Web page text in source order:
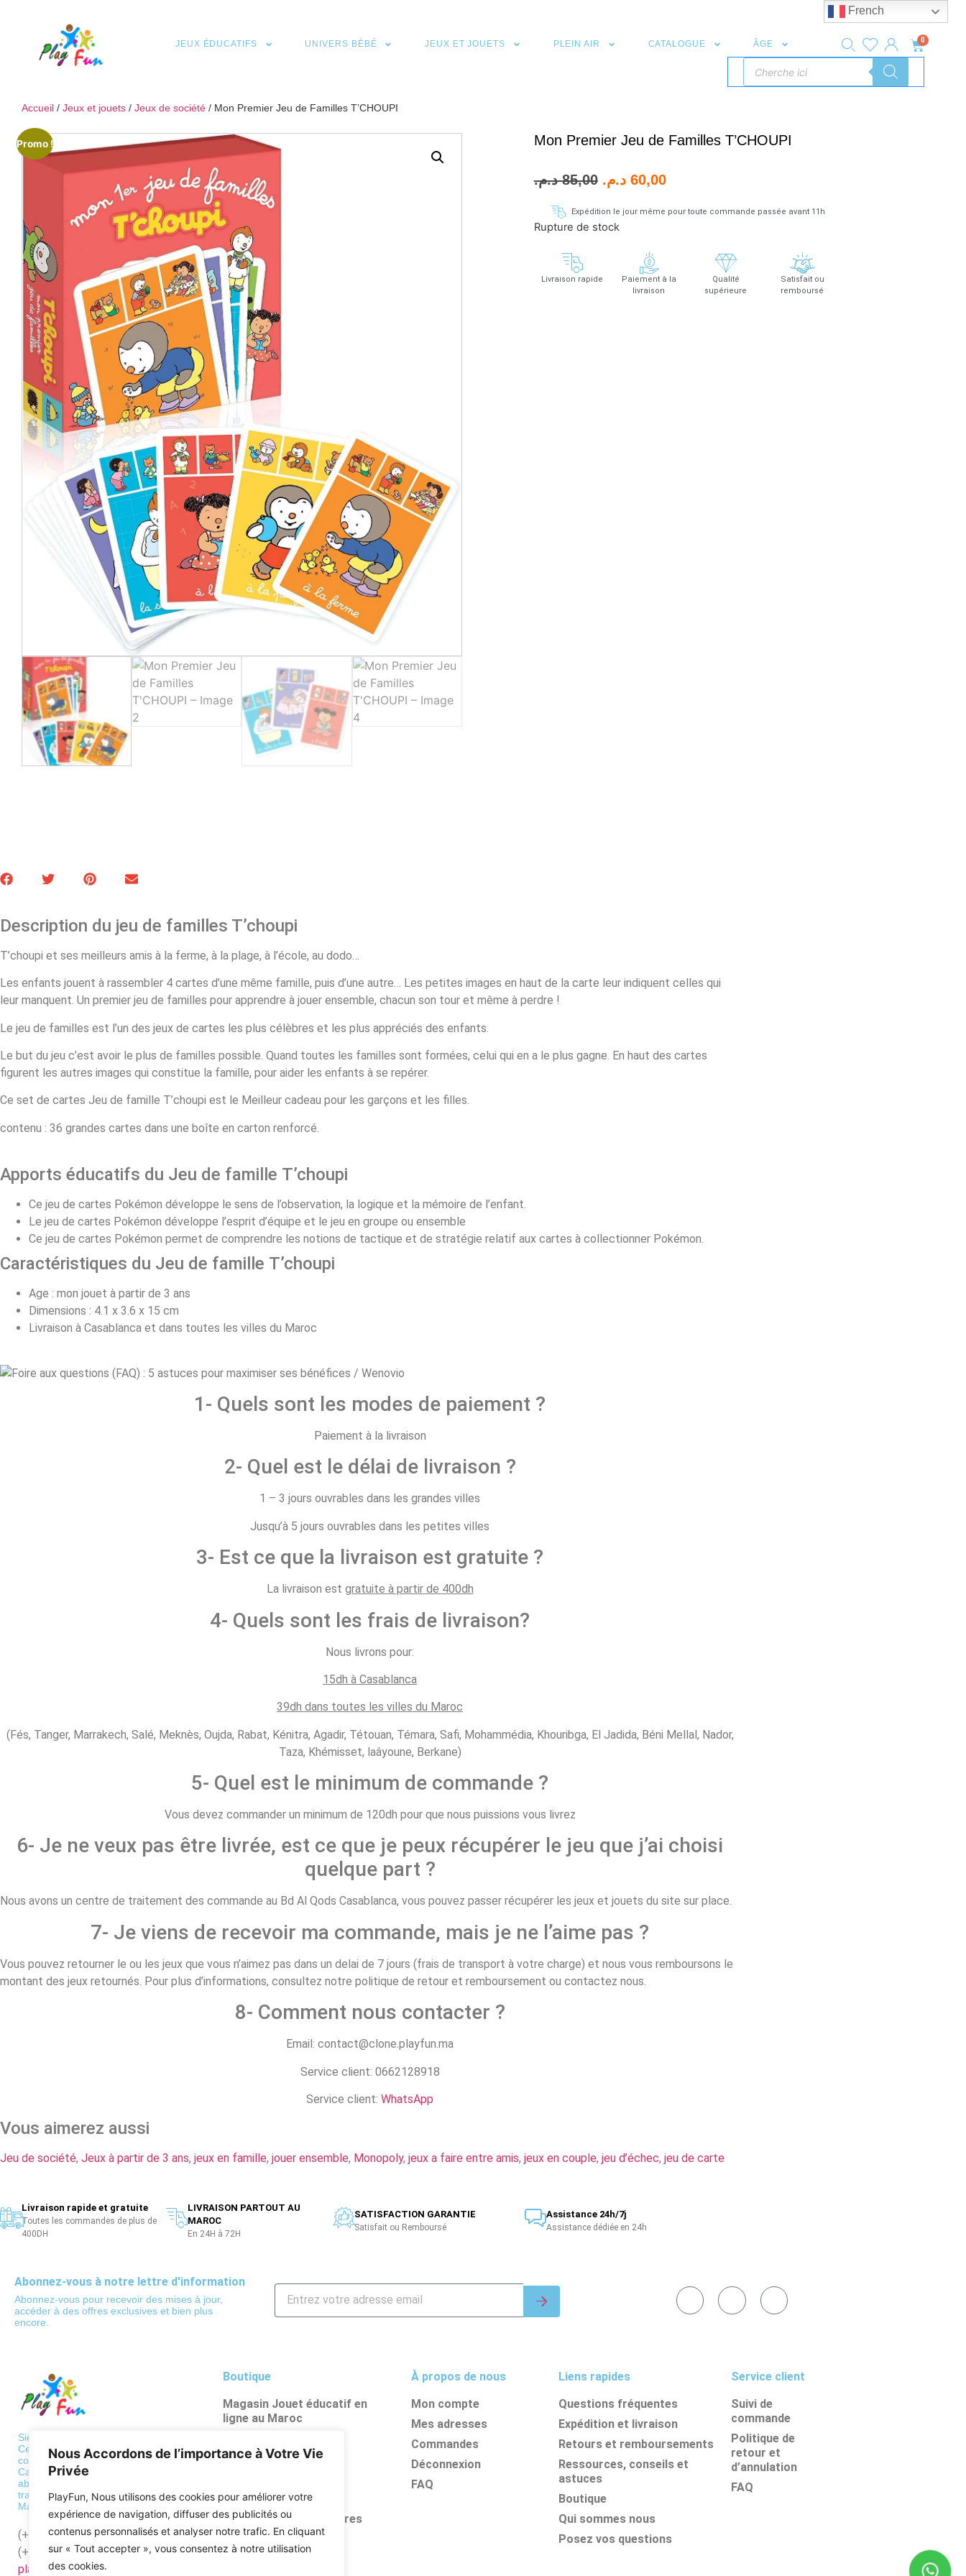
Nous Accordons de l’importance à Votre Vie
Privée
PlayFun, Nous utilisons des cookies pour améliorer votre
expérience de navigation, diffuser des publicités ou
contenus personnalisés et analyser notre trafic. En cliquant
sur « Tout accepter », vous consentez à notre utilisation
des cookies.
JEUX ÉDUCATIFS UNIVERS BÉBÉ JEUX ET JOUETS PLEIN AIR CATALOGUE ÂGE 0
Accueil / Jeux et jouets / Jeux de société / Mon Premier Jeu de Familles T’CHOUPI
Promo ! Mon Premier Jeu de Familles T’CHOUPI
85,00 د.م. 60,00 د.م.
Expédition le jour même pour toute commande passée avant 11h
Rupture de stock
Livraison rapide
Paiement à la
livraison
Qualité
supérieure
Satisfait ou
remboursé
Description du jeu de familles T’choupi
T’choupi et ses meilleurs amis à la ferme, à la plage, à l’école, au dodo…
Les enfants jouent à rassembler 4 cartes d’une même famille, puis d’une autre… Les petites images en haut de la carte leur indiquent celles qui
leur manquent. Un premier jeu de familles pour apprendre à jouer ensemble, chacun son tour et même à perdre !
Le jeu de familles est l’un des jeux de cartes les plus célèbres et les plus appréciés des enfants.
Le but du jeu c’est avoir le plus de familles possible. Quand toutes les familles sont formées, celui qui en a le plus gagne. En haut des cartes
figurent les autres images qui constitue la famille, pour aider les enfants à se repérer.
Ce set de cartes Jeu de famille T’choupi est le Meilleur cadeau pour les garçons et les filles.
contenu : 36 grandes cartes dans une boîte en carton renforcé.
Apports éducatifs du Jeu de famille T’choupi
Ce jeu de cartes Pokémon développe le sens de l’observation, la logique et la mémoire de l’enfant.
Le jeu de cartes Pokémon développe l’esprit d’équipe et le jeu en groupe ou ensemble
Ce jeu de cartes Pokémon permet de comprendre les notions de tactique et de stratégie relatif aux cartes à collectionner Pokémon.
Caractéristiques du Jeu de famille T’choupi
Age : mon jouet à partir de 3 ans
Dimensions : 4.1 x 3.6 x 15 cm
Livraison à Casablanca et dans toutes les villes du Maroc
1- Quels sont les modes de paiement ?
Paiement à la livraison
2- Quel est le délai de livraison ?
1 – 3 jours ouvrables dans les grandes villes
Jusqu’à 5 jours ouvrables dans les petites villes
3- Est ce que la livraison est gratuite ?
La livraison est gratuite à partir de 400dh
4- Quels sont les frais de livraison?
Nous livrons pour:
15dh à Casablanca
39dh dans toutes les villes du Maroc
(Fés, Tanger, Marrakech, Salé, Meknès, Oujda, Rabat, Kénitra, Agadir, Tétouan, Témara, Safi, Mohammédia, Khouribga, El Jadida, Béni Mellal, Nador,
Taza, Khémisset, laâyoune, Berkane)
5- Quel est le minimum de commande ?
Vous devez commander un minimum de 120dh pour que nous puissions vous livrez
6- Je ne veux pas être livrée, est ce que je peux récupérer le jeu que j’ai choisi
quelque part ?
Nous avons un centre de traitement des commande au Bd Al Qods Casablanca, vous pouvez passer récupérer les jeux et jouets du site sur place.
7- Je viens de recevoir ma commande, mais je ne l’aime pas ?
Vous pouvez retourner le ou les jeux que vous n’aimez pas dans un delai de 7 jours (frais de transport à votre charge) et nous vous remboursons le
montant des jeux retournés. Pour plus d’informations, consultez notre politique de retour et remboursement ou contactez nous.
8- Comment nous contacter ?
Email: contact@clone.playfun.ma
Service client: 0662128918
Service client: WhatsApp
Vous aimerez aussi
Jeu de société, Jeux à partir de 3 ans, jeux en famille, jouer ensemble, Monopoly, jeux a faire entre amis, jeux en couple, jeu d’échec, jeu de carte
Livraison rapide et gratuite
Toutes les commandes de plus de
400DH
LIVRAISON PARTOUT AU
MAROC
En 24H à 72H
SATISFACTION GARANTIE
Satisfait ou Remboursé
Assistance 24h/7j
Assistance dédiée en 24h
Abonnez-vous à notre lettre d'information
Abonnez-vous pour recevoir des mises à jour,
accéder à des offres exclusives et bien plus
encore.
Siège: 36 BD de Paris, Casablanca
Centre de traitement des
commandes
Casa: Bd al qods, hay mouley
abdellah Casablanca Centre de
traitement des commandes
Maroc: Zone industrielle Mediouna
(+212)522568689
(+212)662128918
playfun.ma@gmail.com
Boutique
Magasin Jouet éducatif en
ligne au Maroc
Véhicules et circuits
Puzzles
Apprentissages scolaires
À propos de nous
Mon compte
Mes adresses
Commandes
Déconnexion
FAQ
Liens rapides
Questions fréquentes
Expédition et livraison
Retours et remboursements
Ressources, conseils et
astuces
Boutique
Qui sommes nous
Posez vos questions
Service client
Suivi de
commande
Politique de
retour et
d’annulation
FAQ
French